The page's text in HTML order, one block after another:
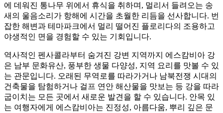
에 데워진 통나무 위에서 휴식을 취하며, 멀리서 들려오는 송
새의 울음소리가 항해에 시간을 초월한 리듬을 선사합니다. 번
잡한 해변과 테마파크에서 멀리 떨어진 플로리다의 조용하고
야생적인 면을 경험할 수 있는 기회입니다.
역사적인 펜사콜라부터 숨겨진 강변 지역까지 에스캄비아 강
은 남부 문화유산, 풍부한 생물 다양성, 지역 요리를 맛볼 수 있
는 관문입니다. 오래된 무역로를 따라가거나 남북전쟁 시대의
건축물을 탐험하거나 걸프 연안 해산물을 맛보는 등 강을 따라
굽이치는 모든 곳에서 새로운 발견을 할 수 있습니다. 안목 있
는 여행자에게 에스캄비아는 진정성, 아름다움, 뿌리 깊은 문